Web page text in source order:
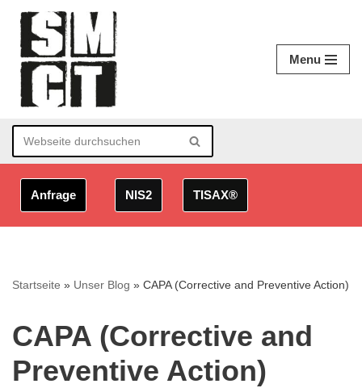
Zum
Inhalt
springen
Menu
Anfrage NIS2 TISAX®
Startseite » Unser Blog » CAPA (Corrective and Preventive Action)
CAPA (Corrective and
Preventive Action)